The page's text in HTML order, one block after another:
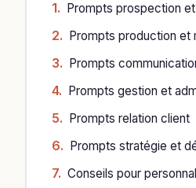
Prompts prospection
Prompts production et
Prompts
Prompts gestion et
Prompts relation client
Prompts stratégie et
Conseils pour